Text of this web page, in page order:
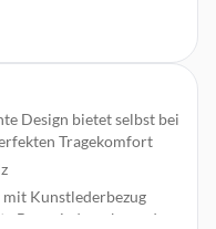
Design bietet selbst bei
Tragekomfort
Kunstlederbezug
Basswiedergabe und